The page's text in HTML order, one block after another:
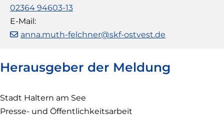
02364 94603-13
E-Mail
anna.muth-felchner@skf-ostvest.de
Herausgeber der Meldung
Stadt Haltern am See
Presse- und Öffentlichkeitsarbeit